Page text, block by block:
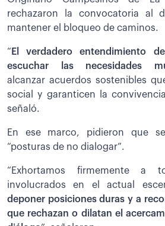
rechazaron la convocatoria al
mantener el bloqueo de caminos.
“ El verdadero entendimiento
escuchar las necesidades
alcanzar acuerdos sostenibles
social y garanticen la
señaló.
En ese marco, pidieron que se
“posturas de no dialogar”.
“Exhortamos firmemente a
involucrados en el actual
deponer posiciones duras y a
que rechazan o dilatan el